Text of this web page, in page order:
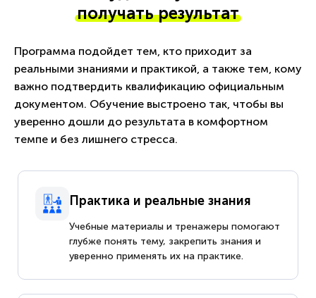
получать результат
Программа подойдет тем, кто приходит за
реальными знаниями и практикой, а также тем, кому
важно подтвердить квалификацию официальным
документом. Обучение выстроено так, чтобы вы
уверенно дошли до результата в комфортном
темпе и без лишнего стресса.
Практика и реальные знания
Учебные материалы и тренажеры помогают
глубже понять тему, закрепить знания и
уверенно применять их на практике.